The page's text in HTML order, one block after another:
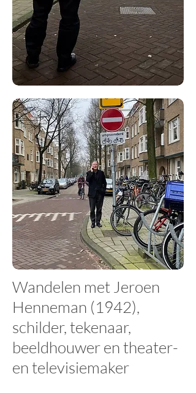
Wandelen met Jeroen
Henneman (1942),
schilder, tekenaar,
beeldhouwer en theater-
en televisiemaker